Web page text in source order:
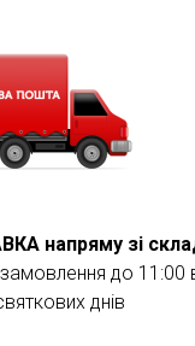
напряму зі
замовлення до
днів